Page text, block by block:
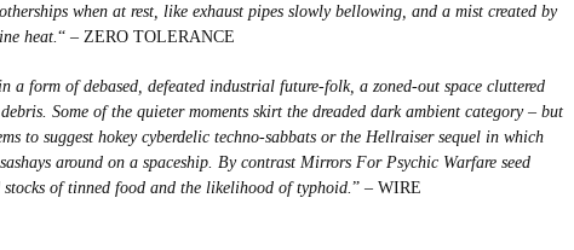
when at rest, like exhaust pipes slowly bellowing, and a mist created by
heat.“ – ZERO TOLERANCE
a form of debased, defeated industrial future-folk, a zoned-out space cluttered
Some of the quieter moments skirt the dreaded dark ambient category – but
to suggest hokey cyberdelic techno-sabbats or the Hellraiser sequel in which
around on a spaceship. By contrast Mirrors For Psychic Warfare seed
stocks of tinned food and the likelihood of typhoid.” – WIRE